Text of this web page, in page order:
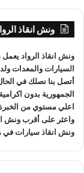
ونش انقاذ
ونش انقاذ الرواد يعمل منذ 30 عام
السيارات
أتصل بنا نصلك في
الجمهورية بدون
اعلي مستوي من
واعثر علىأقرب ونش
ونش انقاذ سياراتفي